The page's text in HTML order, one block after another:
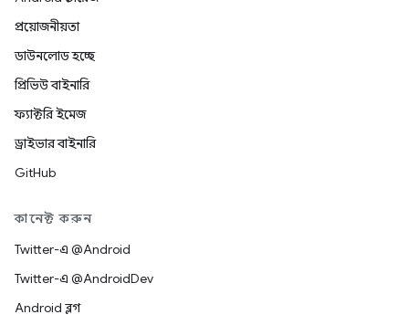
প্রয়োজনীয়তা
ডাউনলোড হচ্ছে
প্রিভিউ বাইনারি
ফ্যাক্টরি ইমেজ
ড্রাইভার বাইনারি
GitHub
কানেক্ট করুন
Twitter-এ @Android
Twitter-এ @AndroidDev
Android ব্লগ